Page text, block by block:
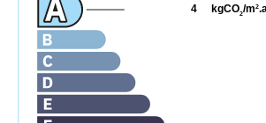
kgCO2/m2
4